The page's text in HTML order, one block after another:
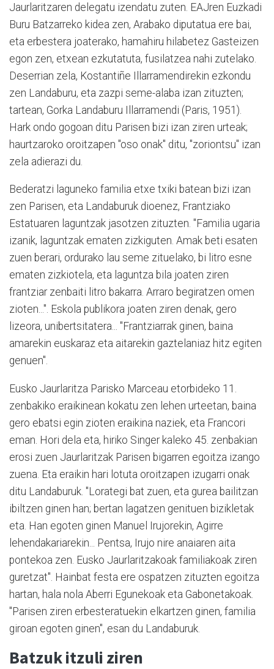
Jaurlaritzaren delegatu izendatu zuten. EAJren Euzkadi
Buru Batzarreko kidea zen, Arabako diputatua ere bai,
eta erbestera joaterako, hamahiru hilabetez Gasteizen
egon zen, etxean ezkutatuta, fusilatzea nahi zutelako.
Deserrian zela, Kostantiñe Illarramendirekin ezkondu
zen Landaburu, eta zazpi seme-alaba izan zituzten;
tartean, Gorka Landaburu Illarramendi (Paris, 1951).
Hark ondo gogoan ditu Parisen bizi izan ziren urteak;
haurtzaroko oroitzapen "oso onak" ditu, "zoriontsu" izan
zela adierazi du.
Bederatzi laguneko familia etxe txiki batean bizi izan
zen Parisen, eta Landaburuk dioenez, Frantziako
Estatuaren laguntzak jasotzen zituzten. "Familia ugaria
izanik, laguntzak ematen zizkiguten. Amak beti esaten
zuen berari, ordurako lau seme zituelako, bi litro esne
ematen zizkiotela, eta laguntza bila joaten ziren
frantziar zenbaiti litro bakarra. Arraro begiratzen omen
zioten...". Eskola publikora joaten ziren denak, gero
lizeora, unibertsitatera... "Frantziarrak ginen, baina
amarekin euskaraz eta aitarekin gaztelaniaz hitz egiten
genuen".
Eusko Jaurlaritza Parisko Marceau etorbideko 11.
zenbakiko eraikinean kokatu zen lehen urteetan, baina
gero ebatsi egin zioten eraikina naziek, eta Francori
eman. Hori dela eta, hiriko Singer kaleko 45. zenbakian
erosi zuen Jaurlaritzak Parisen bigarren egoitza izango
zuena. Eta eraikin hari lotuta oroitzapen izugarri onak
ditu Landaburuk. "Lorategi bat zuen, eta gurea bailitzan
ibiltzen ginen han; bertan lagatzen genituen bizikletak
eta. Han egoten ginen Manuel Irujorekin, Agirre
lehendakariarekin... Pentsa, Irujo nire anaiaren aita
pontekoa zen. Eusko Jaurlaritzakoak familiakoak ziren
guretzat". Hainbat festa ere ospatzen zituzten egoitza
hartan, hala nola Aberri Egunekoak eta Gabonetakoak.
"Parisen ziren erbesteratuekin elkartzen ginen, familia
giroan egoten ginen", esan du Landaburuk.
Batzuk itzuli ziren